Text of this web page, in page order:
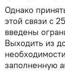
Однако
этой связи с
введены
Выходить из
заполненную